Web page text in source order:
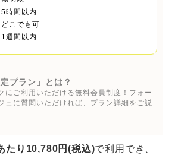
時間以内
こでも可
週間以内
プラン」とは？
にご利用いただける無料会員制度！フォー
ュに質問いただければ、プラン詳細をご説
たり10,780円(税込)で利用でき、